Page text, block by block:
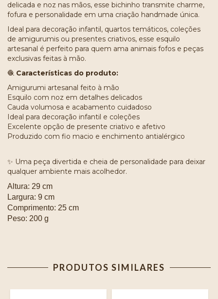
delicada e noz nas mãos, esse bichinho transmite charme,
fofura e personalidade em uma criação handmade única.
Ideal para decoração infantil, quartos temáticos, coleções
de amigurumis ou presentes criativos, esse esquilo
artesanal é perfeito para quem ama animais fofos e peças
exclusivas feitas à mão.
🧶 Características do produto:
Amigurumi artesanal feito à mão
Esquilo com noz em detalhes delicados
Cauda volumosa e acabamento cuidadoso
Ideal para decoração infantil e coleções
Excelente opção de presente criativo e afetivo
Produzido com fio macio e enchimento antialérgico
✨ Uma peça divertida e cheia de personalidade para deixar
qualquer ambiente mais acolhedor.
Altura: 29 cm
Largura: 9 cm
Comprimento: 25 cm
Peso: 200 g
PRODUTOS SIMILARES